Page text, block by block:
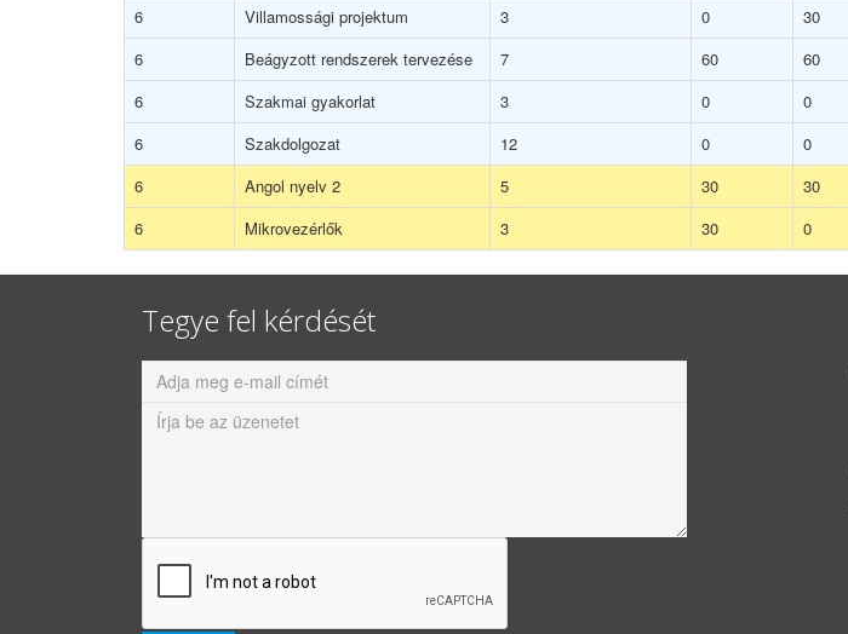
6 Villamossági projektum 3 0 30
6
Beágyzott rendszerek tervezése 7 60 60
6
Szakmai gyakorlat 3 0 0
6
Szakdolgozat 12 0 0
6
Angol nyelv 2 5 30 30
6
Mikrovezérlők 3 30 0
Tegye fel kérdését